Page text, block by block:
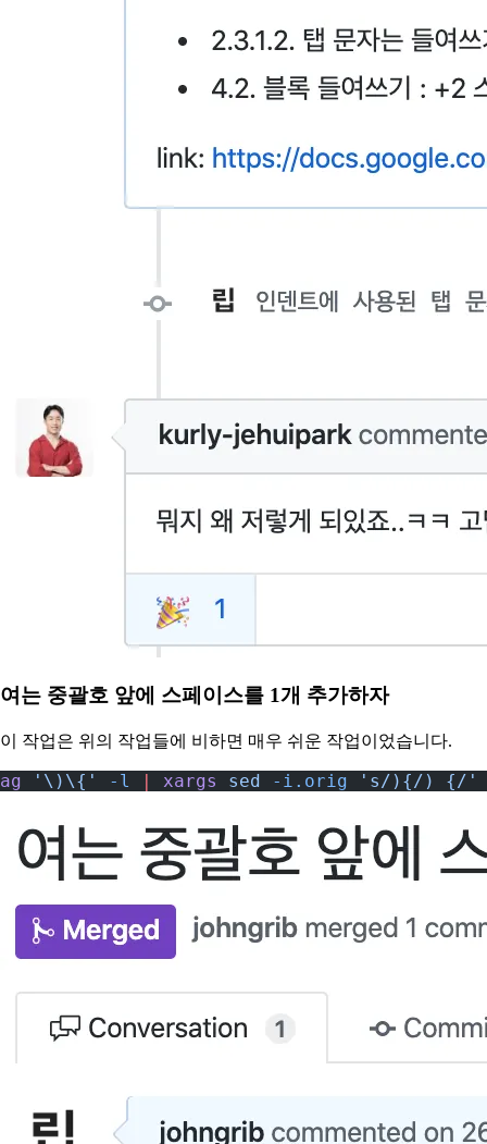
여는 중괄호 앞에 스페이스를 1개 추가하자
이 작업은 위의 작업들에 비하면 매우 쉬운 작업이었습니다.
ag '\)\{' -l | xargs sed -i.orig 's/){/) {/'